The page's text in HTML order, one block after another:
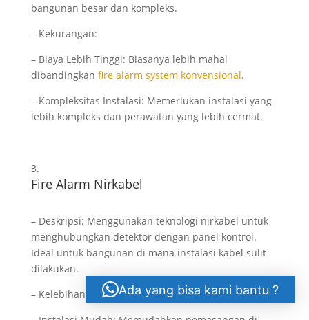
bangunan besar dan kompleks.
– Kekurangan:
– Biaya Lebih Tinggi: Biasanya lebih mahal
dibandingkan fire alarm system konvensional.
– Kompleksitas Instalasi: Memerlukan instalasi yang
lebih kompleks dan perawatan yang lebih cermat.
Fire Alarm Nirkabel
– Deskripsi: Menggunakan teknologi nirkabel untuk
menghubungkan detektor dengan panel kontrol.
Ideal untuk bangunan di mana instalasi kabel sulit
dilakukan.
– Kelebihan:
Ada yang bisa kami bantu ?